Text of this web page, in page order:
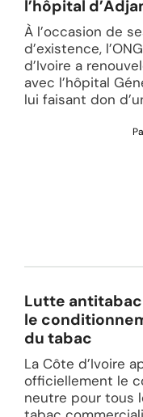
l’hôpital
À l’occasion de
d’existence,
d’Ivoire a
avec l’hôpital
lui faisant don
Lutte antitabac
le
du tabac
La Côte d’Ivoire
officiellement le
neutre pour tous